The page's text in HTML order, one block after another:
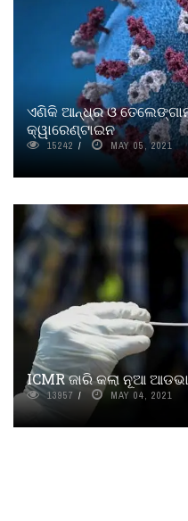
ଏଣିକି ଆନ୍ଧ୍ର ଓ
କ୍ୱାରେଣ୍ଟାଇନ
15242 MAY 05, 2021
ICMR ଜାରି କଲା ନୂଆ
13957 MAY 04, 2021